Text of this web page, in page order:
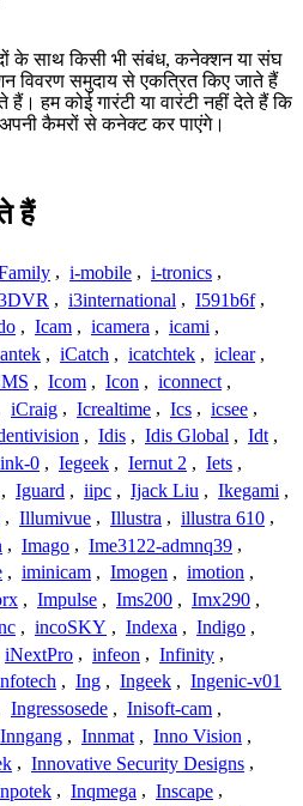
के साथ किसी भी संबंध, कनेक्शन या संघ
विवरण समुदाय से एकत्रित किए जाते हैं
हम कोई गारंटी या वारंटी नहीं देते हैं कि
कैमरों से कनेक्ट कर पाएंगे।
हैं
, i-mobile , i-tronics ,
, i3international , I591b6f ,
, Icam , icamera , icami ,
, iCatch , icatchtek , iclear ,
, Icom , Icon , iconnect ,
iCraig , Icrealtime , Ics , icsee ,
, Idis , Idis Global , Idt ,
0 , Iegeek , Iernut 2 , Iets ,
, Iguard , iipc , Ijack Liu , Ikegami ,
, Illumivue , Illustra , illustra 610 ,
, Imago , Ime3122-admnq39 ,
, iminicam , Imogen , imotion ,
, Impulse , Ims200 , Imx290 ,
, incoSKY , Indexa , Indigo ,
iNextPro , infeon , Infinity ,
, Ing , Ingeek , Ingenic-v01
Ingressosede , Inisoft-cam ,
Inngang , Innmat , Inno Vision ,
, Innovative Security Designs ,
, Inqmega , Inscape ,